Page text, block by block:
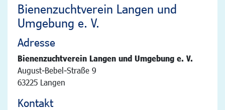
Bienenzuchtverein Langen und
Umgebung e. V.
Adresse
Bienenzuchtverein Langen und Umgebung e. V.
August-Bebel-Straße 9
63225 Langen
Kontakt